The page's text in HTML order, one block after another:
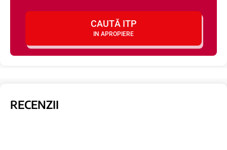
CAUTĂ ITP
IN APROPIERE
RECENZII